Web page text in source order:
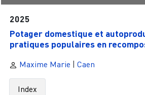
2025
Potager domestique et
pratiques populaires en
Maxime Marie Caen
Index